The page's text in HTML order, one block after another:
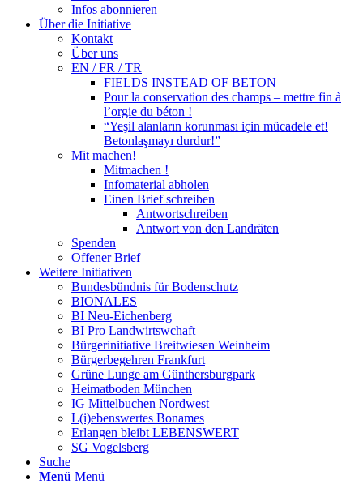
Infos abonnieren
Über die Initiative
Kontakt
Über uns
EN / FR / TR
FIELDS INSTEAD OF BETON
Pour la conservation des champs – mettre fin à
l’orgie du béton !
“Yeşil alanların korunması için mücadele et!
Betonlaşmayı durdur!”
Mit machen!
Mitmachen !
Infomaterial abholen
Einen Brief schreiben
Antwortschreiben
Antwort von den Landräten
Spenden
Offener Brief
Weitere Initiativen
Bundesbündnis für Bodenschutz
BIONALES
BI Neu-Eichenberg
BI Pro Landwirtswchaft
Bürgerinitiative Breitwiesen Weinheim
Bürgerbegehren Frankfurt
Grüne Lunge am Günthersburgpark
Heimatboden München
IG Mittelbuchen Nordwest
L(i)ebenswertes Bonames
Erlangen bleibt LEBENSWERT
SG Vogelsberg
Suche
Menü Menü